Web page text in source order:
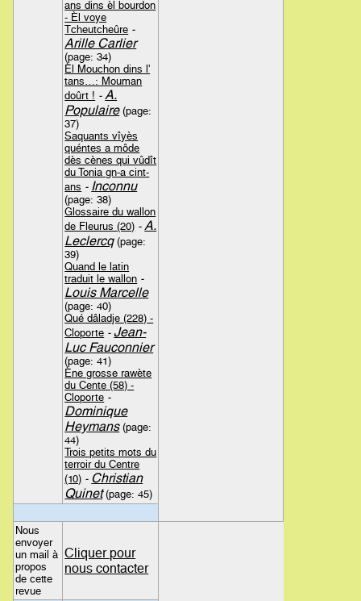
ans dins èl bourdon
- Èl voye
Tcheutcheûre -
Arille Carlier
(page: 34)
Èl Mouchon dins l'
tans…: Mouman
doûrt ! - A.
Populaire(page:
37)
Saquants vîyès
quéntes a môde
dès cènes qui vûdît
du Tonia gn-a cint-
ans - Inconnu
(page: 38)
Glossaire du wallon
de Fleurus (20) - A.
Leclercq(page:
39)
Quand le latin
traduit le wallon -
Louis Marcelle
(page: 40)
Qué dâladje (228) -
Cloporte -Jean-
Luc Fauconnier
(page: 41)
Ène grosse rawète
du Cente (58) -
Cloporte -
Dominique
Heymans(page:
44)
Trois petits mots du
terroir du Centre
(10) - Christian
Quinet(page: 45)
Nous
envoyer
un mail à
propos
de cette
revue
Cliquer pour
nous contacter